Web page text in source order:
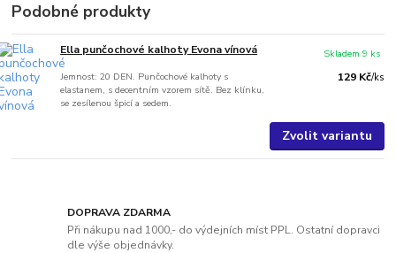
Podobné produkty
Ella punčochové kalhoty Evona vínová
Jemnost: 20 DEN. Punčochové kalhoty s
elastanem, s decentním vzorem sítě. Bez klínku,
se zesílenou špicí a sedem.
129 Kč/ks
Skladem 9 ks
Zvolit variantu
DOPRAVA ZDARMA
Při nákupu nad 1000,- do výdejních míst PPL. Ostatní dopravci
dle výše objednávky.